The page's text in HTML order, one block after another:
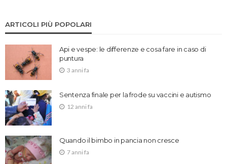
ARTICOLI PIÙ POPOLARI
Api e vespe: le differenze e cosa fare in caso di
puntura
3 anni fa
Sentenza finale per la frode su vaccini e autismo
12 anni fa
Quando il bimbo in pancia non cresce
7 anni fa